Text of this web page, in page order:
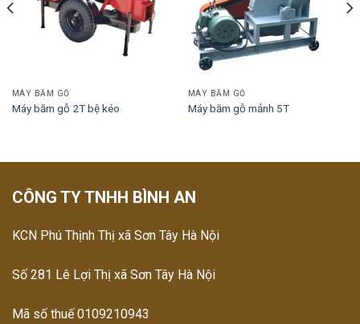
MÁY BĂM GỖ
Máy băm gỗ 2T bệ kéo
MÁY BĂM GỖ
Máy băm gỗ mảnh 5T
CÔNG TY TNHH BÌNH AN
KCN Phú Thịnh Thị xã Sơn Tây Hà Nội
Số 281 Lê Lợi Thị xã Sơn Tây Hà Nội
Mã số thuế 0109210943